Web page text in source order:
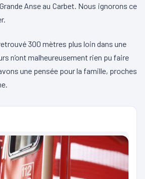
Anse au Carbet. Nous ignorons ce
300 mètres plus loin dans une
n’ont malheureusement rien pu faire
une pensée pour la famille, proches